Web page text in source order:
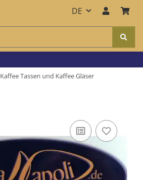
DE
Kaffee Tassen und Kaffee Gläser